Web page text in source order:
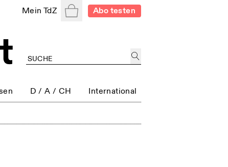
Mein TdZ WarenkorbAbo testen
D / A / CH International